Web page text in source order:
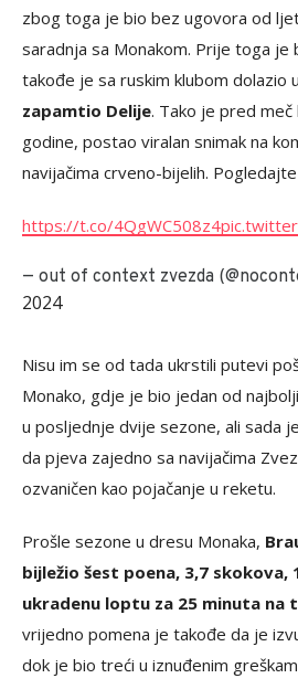
zbog toga je bio bez ugovora od
saradnja sa Monakom. Prije toga je
takođe je sa ruskim klubom dolazio
zapamtio Delije. Tako je pred
godine, postao viralan snimak na
navijačima crveno-bijelih.
https://t.co/4QgWC508z4
— out of context zvezda
2024
Nisu im se od tada ukrstili putevi
Monako, gdje je bio jedan od
u posljednje dvije sezone, ali sada
da pjeva zajedno sa navijačima
ozvaničen kao pojačanje u reketu.
Prošle sezone u dresu Monaka,
bijležio šest poena, 3,7 skokova,
ukradenu loptu za 25 minuta na
vrijedno pomena je takođe da je
dok je bio treći u iznuđenim